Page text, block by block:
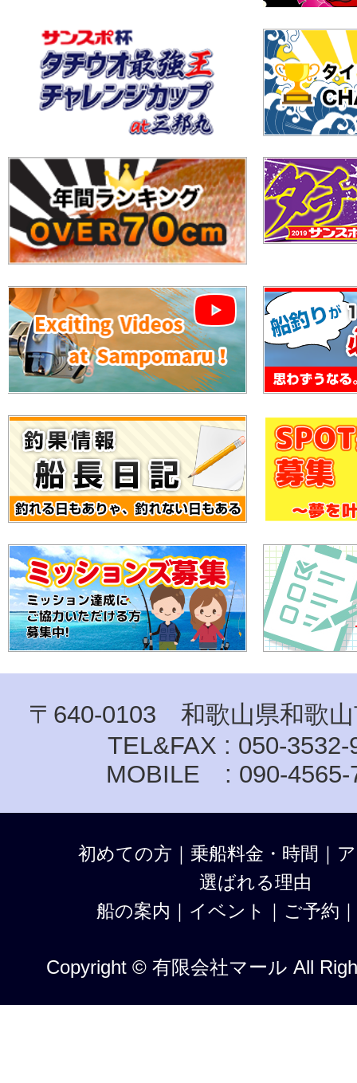
〒640-0103 和歌山県和歌山
TEL&FAX : 050-3532-
MOBILE : 090-4565-
初めての方 ｜ 乗船料金・時間 ｜
選ばれる理由
船の案内 ｜ イベント ｜ ご予約 ｜
Copyright © 有限会社マール All